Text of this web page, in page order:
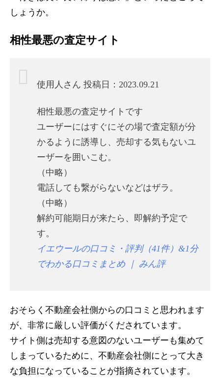
しょうか。
相性最悪の査定サイト
使用人さん 投稿日：2023.09.21
相性最悪の査定サイトです
ユーザーにはすぐにその場で査定額が分
かるように誘導し、売却する気もないユ
ーザーを囲いこむ。
（中略）
電話しても繋がらないなどはザラ。
（中略）
解約可能期日が来たら、即解約予定で
す。
イエウールの口コミ・評判（41件）&1分
でわかる口コミまとめ ｜ みん評
おそらく不動産会社側からの口コミと思われます
が、非常に厳しい評価がくだされています。
サイト側は売却する意図のないユーザーも集めて
しまっているために、不動産会社側にとって大き
な負担になっていることが指摘されています。